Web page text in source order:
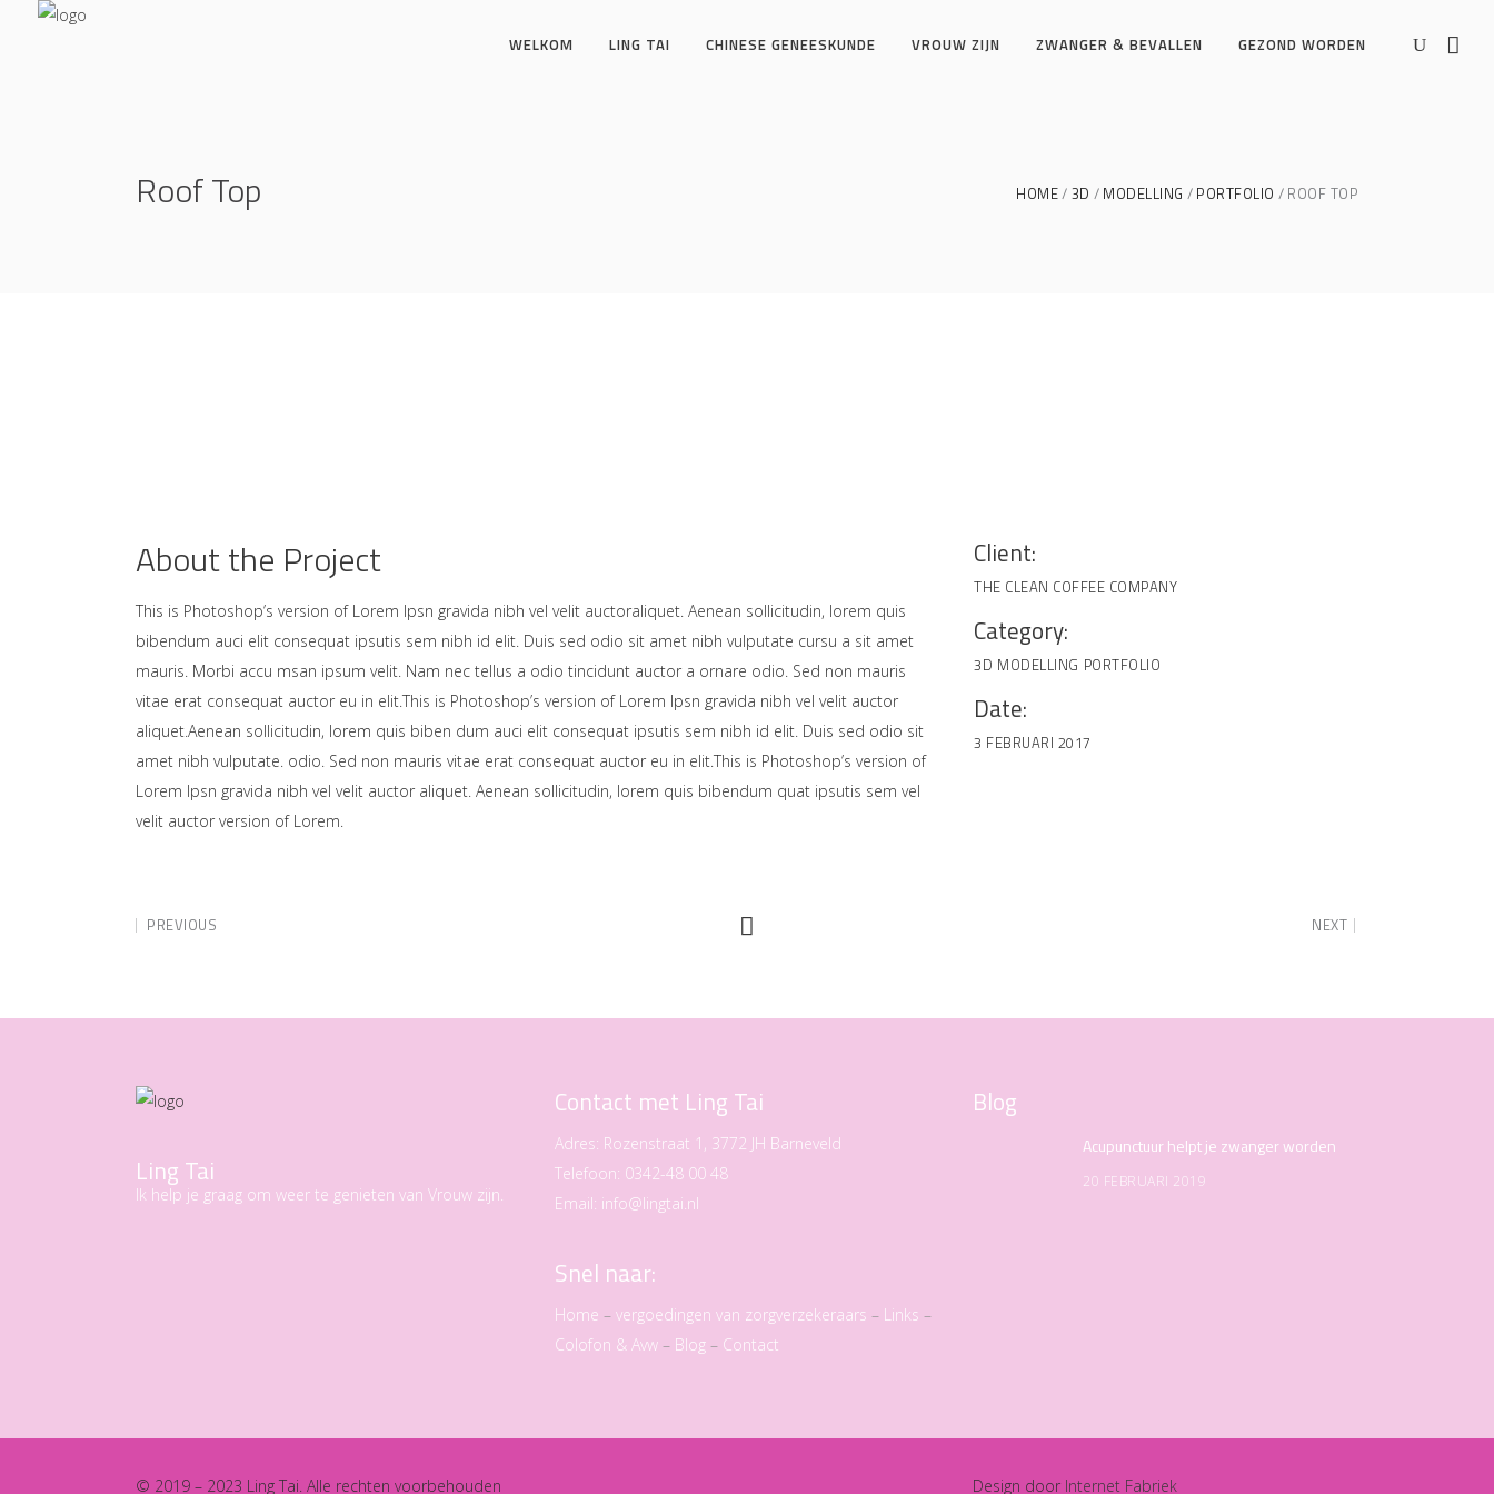
WELKOM LING TAI CHINESE GENEESKUNDE VROUW ZIJN ZWANGER & BEVALLEN GEZOND WORDEN
Roof Top HOME 3D MODELLING PORTFOLIO ROOF TOP
About the Project
This is Photoshop’s version of Lorem Ipsn gravida nibh vel velit auctoraliquet. Aenean sollicitudin, lorem quis
bibendum auci elit consequat ipsutis sem nibh id elit. Duis sed odio sit amet nibh vulputate cursu a sit amet
mauris. Morbi accu msan ipsum velit. Nam nec tellus a odio tincidunt auctor a ornare odio. Sed non mauris
vitae erat consequat auctor eu in elit.This is Photoshop’s version of Lorem Ipsn gravida nibh vel velit auctor
aliquet.Aenean sollicitudin, lorem quis biben dum auci elit consequat ipsutis sem nibh id elit. Duis sed odio sit
amet nibh vulputate. odio. Sed non mauris vitae erat consequat auctor eu in elit.This is Photoshop’s version of
Lorem Ipsn gravida nibh vel velit auctor aliquet. Aenean sollicitudin, lorem quis bibendum quat ipsutis sem vel
velit auctor version of Lorem.
Client:
THE CLEAN COFFEE COMPANY
Category:
3D MODELLING PORTFOLIO
Date:
3 FEBRUARI 2017
PREVIOUS NEXT
Ling Tai
Ik help je graag om weer te genieten van Vrouw zijn.
Contact met Ling Tai
Adres: Rozenstraat 1, 3772 JH Barneveld
Telefoon: 0342-48 00 48
Email: info@lingtai.nl
Snel naar:
Home – vergoedingen van zorgverzekeraars – Links –
Colofon & Avw– Blog– Contact
Blog
Acupunctuur helpt je zwanger worden
20 FEBRUARI 2019
© 2019 – 2023 Ling Tai. Alle rechten voorbehouden Design door Internet Fabriek